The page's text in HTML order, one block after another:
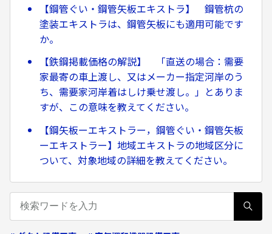
【鋼管ぐい・鋼管矢板エキストラ】 鋼管杭の
塗装エキストラは、鋼管矢板にも適用可能です
か。
【鉄鋼掲載価格の解説】 「直送の場合：需要
家最寄の車上渡し、又はメーカー指定河岸のう
ち、需要家河岸着はしけ乗せ渡し。」とありま
すが、この意味を教えてください。
【鋼矢板ーエキストラー，鋼管ぐい・鋼管矢板
ーエキストラー】地域エキストラの地域区分に
ついて、対象地域の詳細を教えてください。